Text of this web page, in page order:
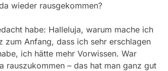
wieder rausgekommen?
habe: Halleluja, warum mache ich
zum Anfang, dass ich sehr erschlagen
ich hätte mehr Vorwissen. War
rauszukommen – das hat man ganz gut